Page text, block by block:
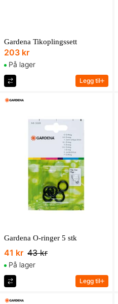
Gardena Tikoplingssett
203 kr
På lager
Legg til
Gardena O-ringer 5 stk
41 kr 43 kr
På lager
Legg til